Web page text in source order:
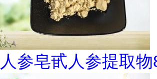
人参皂甙人参提取物